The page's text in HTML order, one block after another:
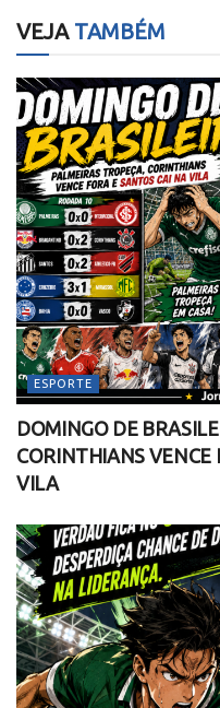
VEJATAMBÉM
ESPORTE
DOMINGO DE
CORINTHIANS VENCE
VILA